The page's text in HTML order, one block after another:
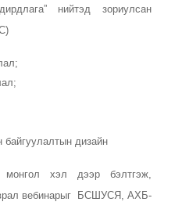
нийтэд зориулсан
байгуулалтын дизайн
хэл дээр бэлтгэж,
вебинарыг БСШУСЯ, АХБ-